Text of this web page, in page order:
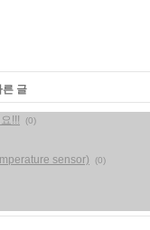
른 글
!!! (0)
sensor) (0)